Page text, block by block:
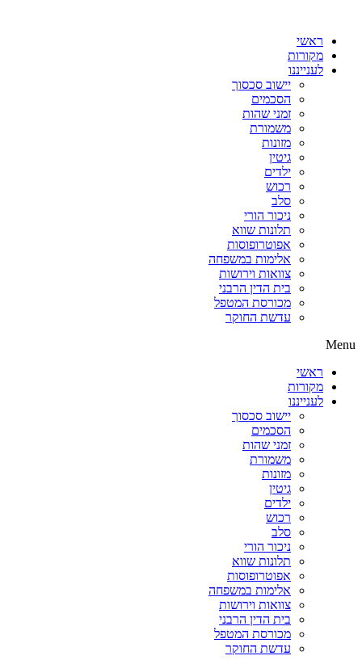
ראשי
מקורות
לענייננו
יישוב סכסוך
הסכמים
זמני שהות
משמורת
מזונות
גיטין
ילדים
רכוש
סלב
ניכור הורי
תלונות שווא
אפוטרופוסות
אלימות במשפחה
צוואות וירושות
בית הדין הרבני
מכורסת המטפל
עדשת החוקר
Menu
ראשי
מקורות
לענייננו
יישוב סכסוך
הסכמים
זמני שהות
משמורת
מזונות
גיטין
ילדים
רכוש
סלב
ניכור הורי
תלונות שווא
אפוטרופוסות
אלימות במשפחה
צוואות וירושות
בית הדין הרבני
מכורסת המטפל
עדשת החוקר